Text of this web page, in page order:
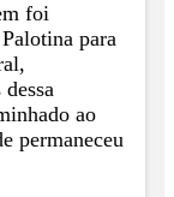
foi
para
ao
permaneceu